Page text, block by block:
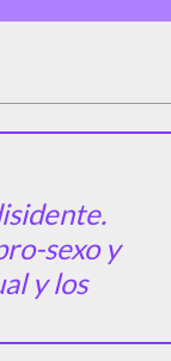
sexo y
y los